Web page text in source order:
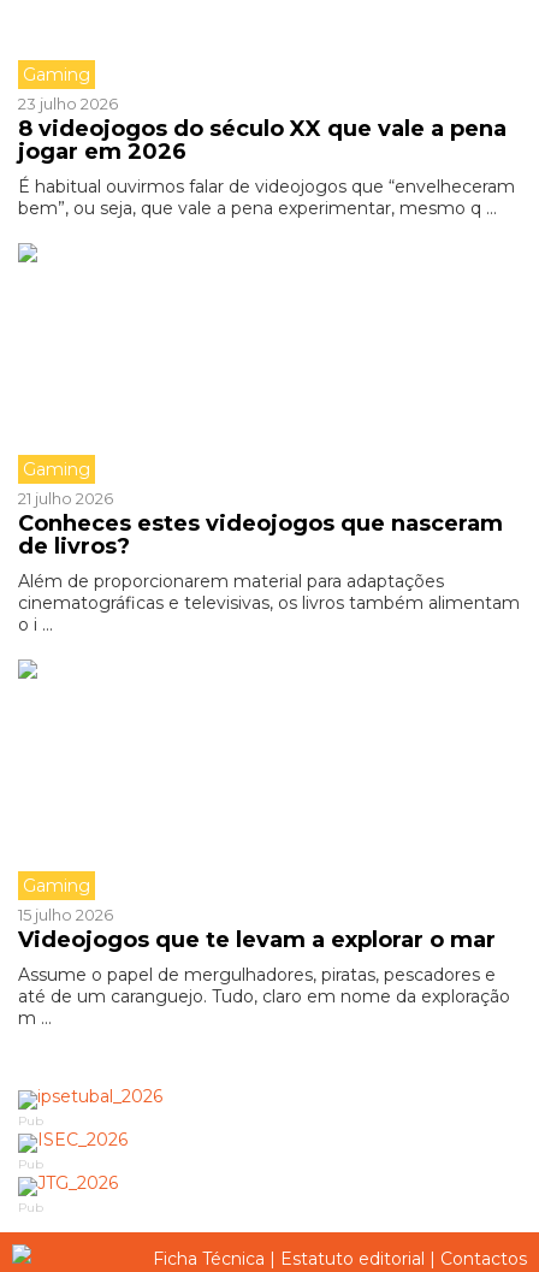
Gaming
23 julho 2026
8 videojogos do século XX que vale a pena
jogar em 2026
É habitual ouvirmos falar de videojogos que “envelheceram
bem”, ou seja, que vale a pena experimentar, mesmo q ...
Gaming
21 julho 2026
Conheces estes videojogos que nasceram
de livros?
Além de proporcionarem material para adaptações
cinematográficas e televisivas, os livros também alimentam
o i ...
Gaming
15 julho 2026
Videojogos que te levam a explorar o mar
Assume o papel de mergulhadores, piratas, pescadores e
até de um caranguejo. Tudo, claro em nome da exploração
m ...
Pub
Pub
Pub
Ficha Técnica | Estatuto editorial | Contactos